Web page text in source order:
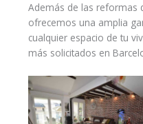
Además de las reformas
ofrecemos una amplia
cualquier espacio de tu
más solicitados en